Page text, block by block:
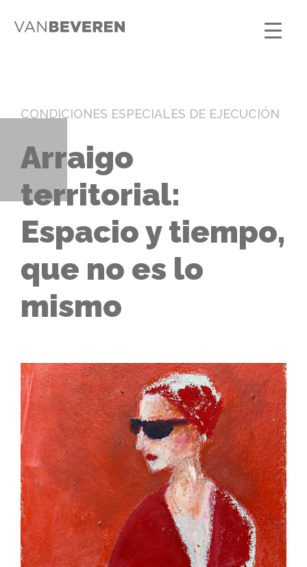
CONDICIONES ESPECIALES DE EJECUCIÓN
Arraigo
territorial:
Espacio y tiempo,
que no es lo
mismo